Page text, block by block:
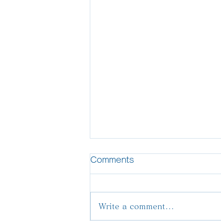
2024年6月議会
Comments
Write a comment...